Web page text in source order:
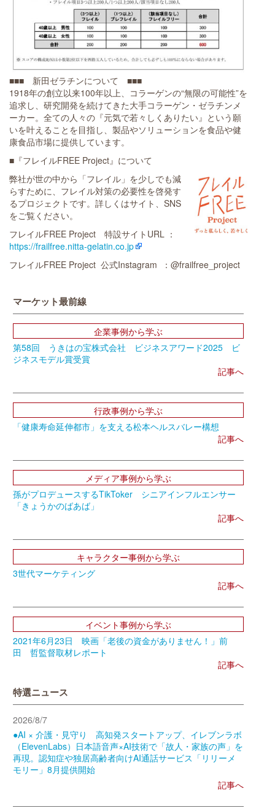
■■■ 新田ゼラチンについて ■■■
1918年の創立以来100年以上、コラーゲンの“無限の可能性”を
追求し、研究開発を続けてきた大手コラーゲン・ゼラチンメ
ーカー。全ての人々の『元気で若々しくありたい』という願
いを叶えることを目指し、製品やソリューションを食品や健
康食品市場に提供しています。
■『フレイルFREE Project』について
弊社が世の中から「フレイル」を少しでも減
らすために、フレイル対策の必要性を啓発す
るプロジェクトです。詳しくはサイト、SNS
をご覧ください。
フレイルFREE Project 特設サイトURL ：
https://frailfree.nitta-gelatin.co.jp
フレイルFREE Project 公式Instagram ：@frailfree_project
マーケット最前線
企業事例から学ぶ
第58回 うきはの宝株式会社 ビジネスアワード2025 ビ
ジネスモデル賞受賞
記事へ
行政事例から学ぶ
「健康寿命延伸都市」を支える松本ヘルスバレー構想
記事へ
メディア事例から学ぶ
孫がプロデュースするTikToker シニアインフルエンサー
「きょうかのばあば」
記事へ
キャラクター事例から学ぶ
3世代マーケティング
記事へ
イベント事例から学ぶ
2021年6月23日 映画「老後の資金がありません！」前
田 哲監督取材レポート
記事へ
特選ニュース
2026/8/7
●AI × 介護・見守り 高知発スタートアップ、イレブンラボ
（ElevenLabs）日本語音声×AI技術で「故人・家族の声」を
再現。認知症や独居高齢者向けAI通話サービス「リリーメ
モリー」8月提供開始
記事へ